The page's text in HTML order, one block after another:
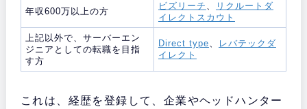
年収600万以上の方
ビズリーチ 、
リクルートダ
イレクトスカウト
上記以外で、サーバーエン
ジニアとしての転職を目指
す方
Direct type、
レバテックダ
イレクト
これは、経歴を登録して、企業やヘッドハンター